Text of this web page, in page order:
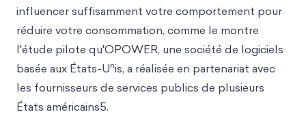
influencer suffisamment votre comportement pour
réduire votre consommation, comme le montre
l'étude pilote qu'OPOWER, une société de logiciels
basée aux États-Unis, a réalisée en partenariat avec
les fournisseurs de services publics de plusieurs
États américains5.